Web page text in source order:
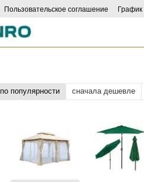
Пользовательское соглашение
по популярности сначала дешевле